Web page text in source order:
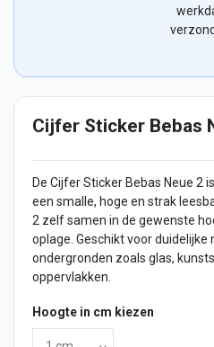
Cijfer Sticker Bebas
De Cijfer Sticker Bebas Neue 2
een smalle, hoge en strak
2 zelf samen in de gewenste
oplage. Geschikt voor
ondergronden zoals glas,
oppervlakken.
Hoogte in cm kiezen